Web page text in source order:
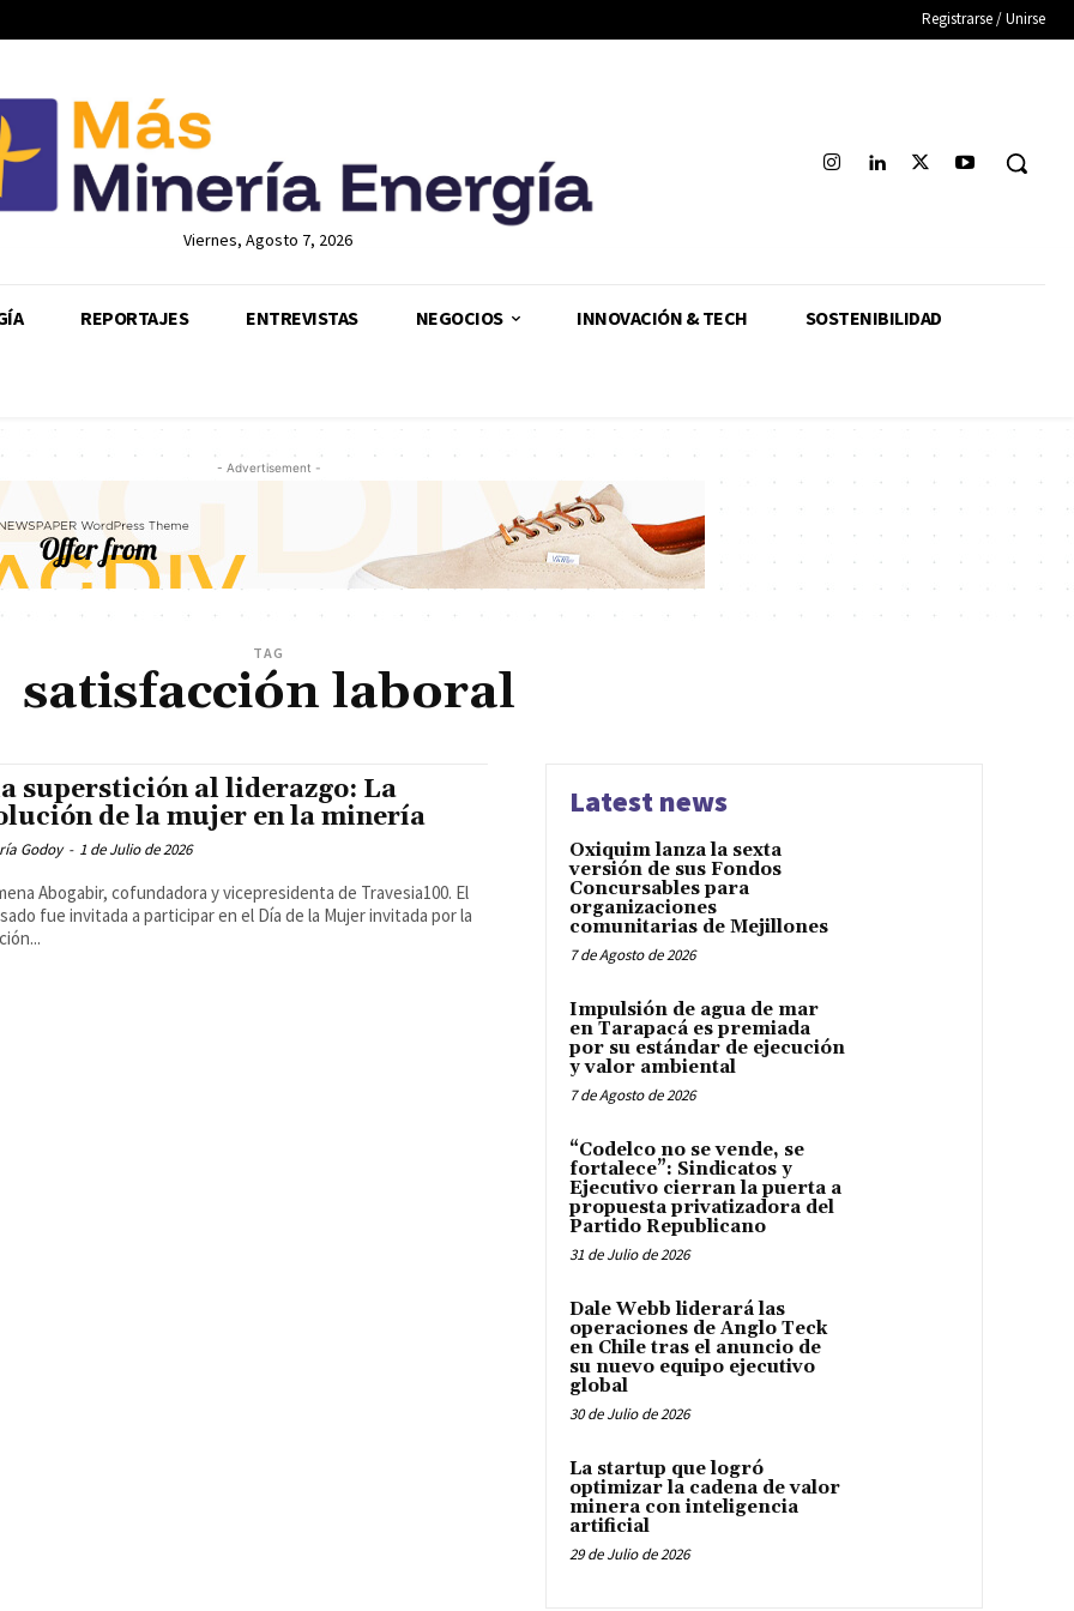
Registrarse / Unirse
Viernes, Agosto 7, 2026
REPORTAJES ENTREVISTAS NEGOCIOS INNOVACIÓN & TECH SOSTENIBILIDAD
- Advertisement -
TAG
satisfacción laboral
superstición al liderazgo: La
de la mujer en la minería
Godoy - 1 de Julio de 2026
Abogabir, cofundadora y vicepresidenta de Travesia100. El
fue invitada a participar en el Día de la Mujer invitada por la
Latest news
Oxiquim lanza la sexta
versión de sus Fondos
Concursables para
organizaciones
comunitarias de Mejillones
7 de Agosto de 2026
Impulsión de agua de mar
en Tarapacá es premiada
por su estándar de ejecución
y valor ambiental
7 de Agosto de 2026
“Codelco no se vende, se
fortalece”: Sindicatos y
Ejecutivo cierran la puerta a
propuesta privatizadora del
Partido Republicano
31 de Julio de 2026
Dale Webb liderará las
operaciones de Anglo Teck
en Chile tras el anuncio de
su nuevo equipo ejecutivo
global
30 de Julio de 2026
La startup que logró
optimizar la cadena de valor
minera con inteligencia
artificial
29 de Julio de 2026